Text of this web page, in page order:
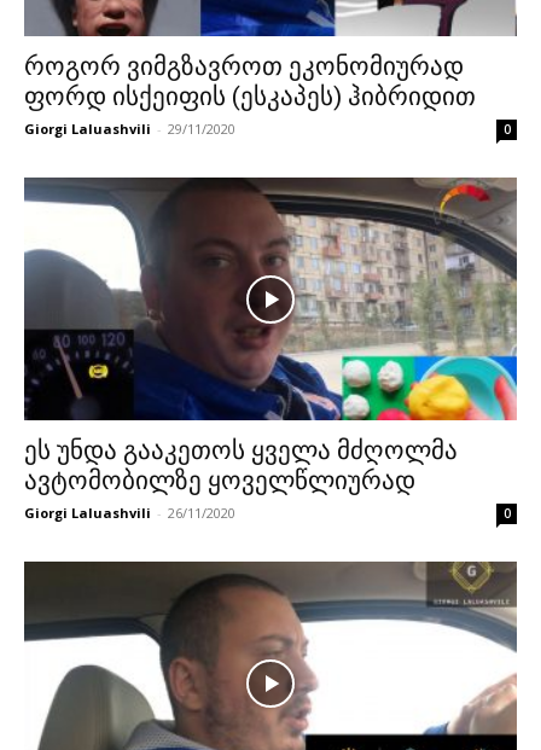
როგორ ვიმგზავროთ ეკონომიურად
ფორდ ისქეიფის (ესკაპეს) ჰიბრიდით
Giorgi Laluashvili - 29/11/2020 0
ეს უნდა გააკეთოს ყველა მძღოლმა
ავტომობილზე ყოველწლიურად
Giorgi Laluashvili - 26/11/2020 0